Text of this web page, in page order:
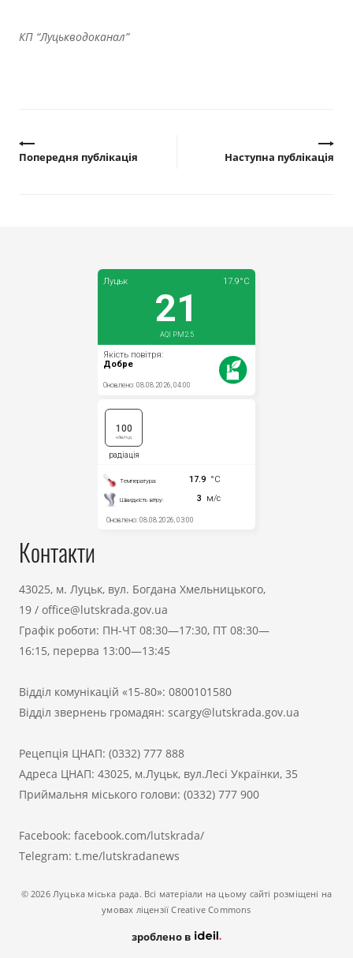
КП “Луцькводоканал”
Попередня публікація Наступна публікація
Контакти
43025, м. Луцьк, вул. Богдана Хмельницького,
19 / office@lutskrada.gov.ua
Графік роботи: ПН-ЧТ 08:30—17:30, ПТ 08:30—
16:15, перерва 13:00—13:45
Відділ комунікацій «15-80»: 0800101580
Відділ звернень громадян: scargy@lutskrada.gov.ua
Рецепція ЦНАП: (0332) 777 888
Адреса ЦНАП: 43025, м.Луцьк, вул.Лесі Українки, 35
Приймальня міського голови: (0332) 777 900
Facebook: facebook.com/lutskrada/
Telegram: t.me/lutskradanews
© 2026 Луцька міська рада. Всі матеріали на цьому сайті розміщені на
умовах ліцензії Creative Commons
зроблено в